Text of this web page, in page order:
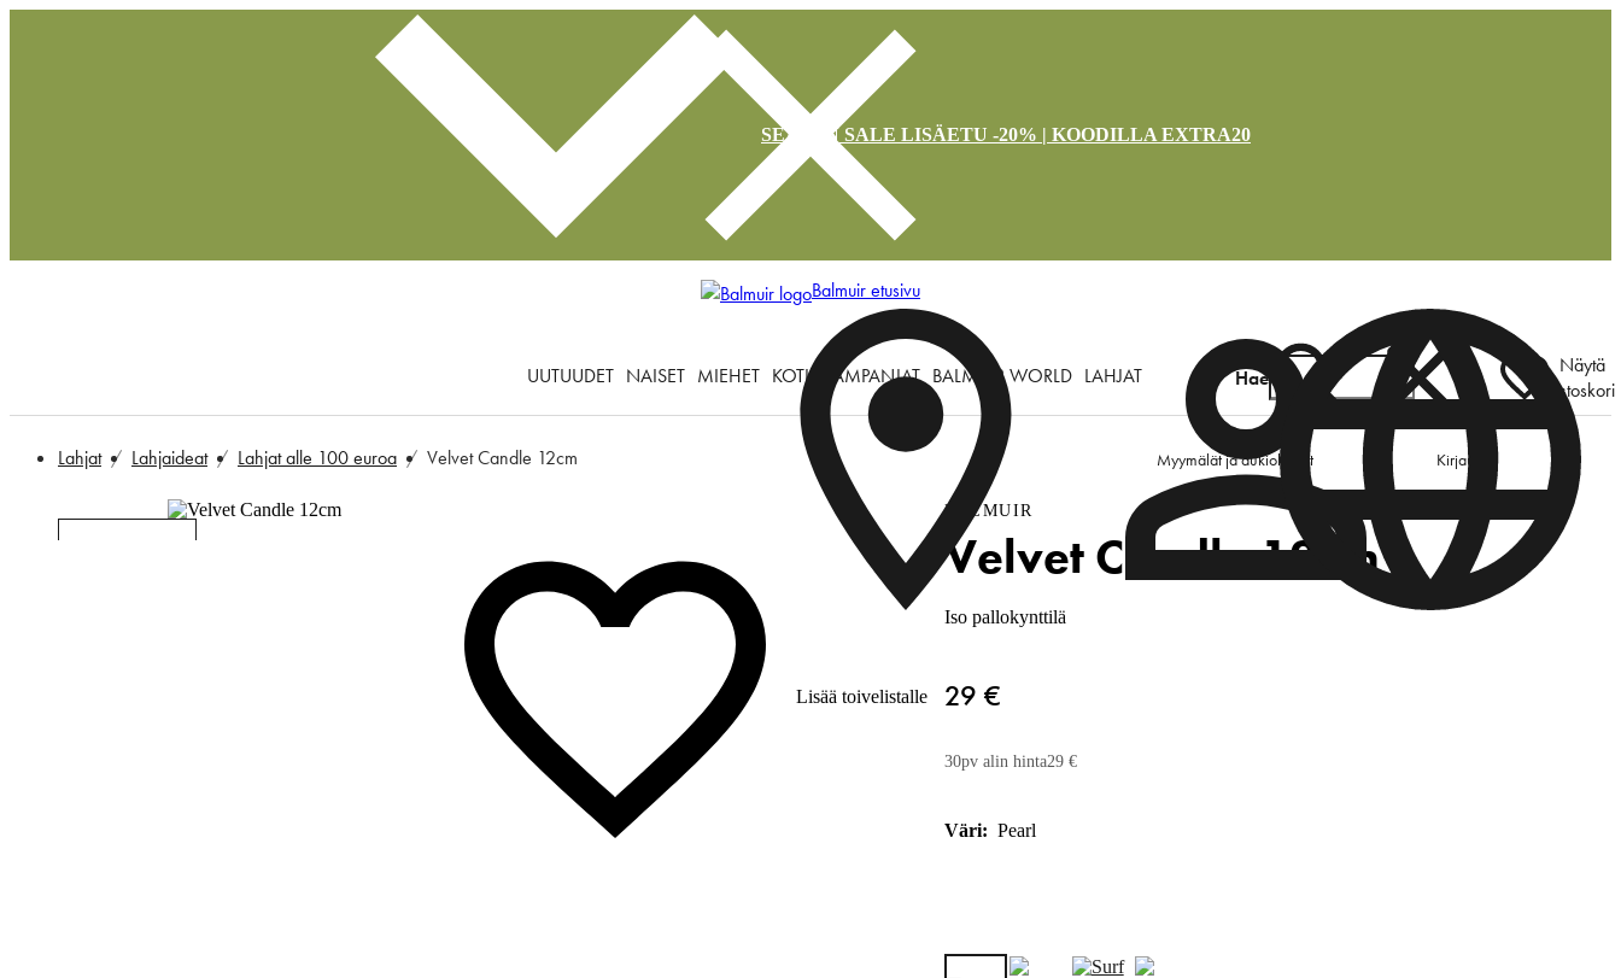
SEASON SALE LISÄETU -20% | KOODILLA EXTRA20
Balmuir etusivu
Myymälät ja aukioloajat Kirjaudu
UUTUUDET NAISET MIEHET KOTI KAMPANJAT BALMUIR WORLD LAHJAT Hae
Näytä
ostoskori
Lahjat Lahjaideat Lahjat alle 100 euroa Velvet Candle 12cm
Lisää toivelistalle
BALMUIR
Velvet Candle 12cm
Iso pallokynttilä
29 €
30pv alin hinta29 €
Väri: Pearl